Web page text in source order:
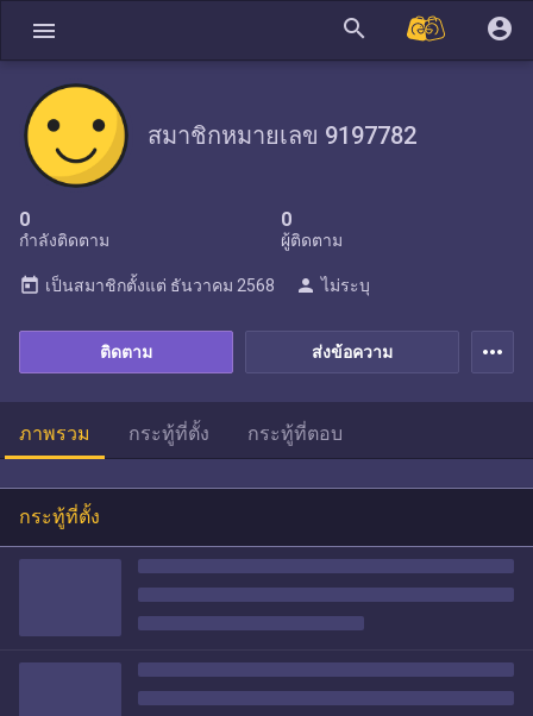
menu search account_circle
สมาชิกหมายเลข 9197782
0
กำลังติดตาม
0
ผู้ติดตาม
ส่งข้อความ
ติดตาม
today เป็นสมาชิกตั้งแต่ ธันวาคม 2568 person ไม่ระบุ
more_horiz
ภาพรวม กระทู้ที่ตั้ง กระทู้ที่ตอบ
กระทู้ที่ตั้ง